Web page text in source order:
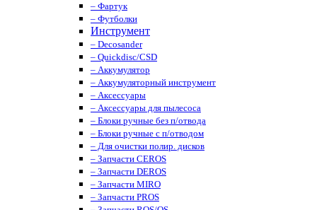
– Фартук
– Футболки
Инструмент
– Decosander
– Quickdisc/CSD
– Аккумулятор
– Аккумуляторный инструмент
– Аксессуары
– Аксессуары для пылесоса
– Блоки ручные без п/отвода
– Блоки ручные с п/отводом
– Для очистки полир. дисков
– Запчасти CEROS
– Запчасти DEROS
– Запчасти MIRO
– Запчасти PROS